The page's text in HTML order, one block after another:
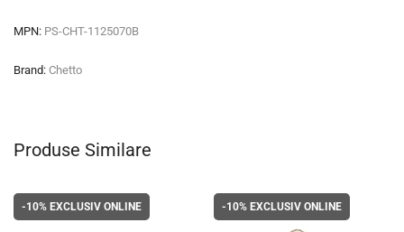
MPN: PS-CHT-1125070B
Brand: Chetto
Produse Similare
-10% EXCLUSIV ONLINE -10%EXCLUSIV ONLINE